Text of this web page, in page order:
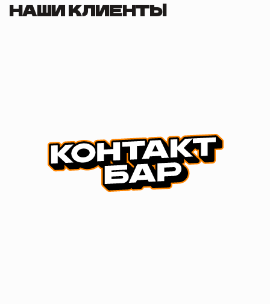
НАШИ КЛИЕНТЫ